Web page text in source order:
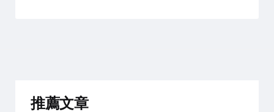
推薦文章